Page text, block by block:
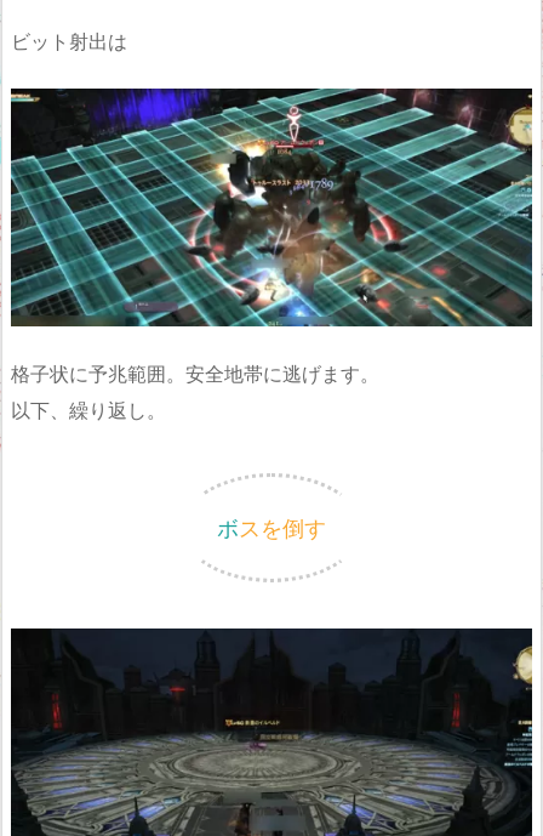
ビット射出は
格子状に予兆範囲。安全地帯に逃げます。
以下、繰り返し。
ボスを倒す